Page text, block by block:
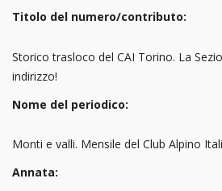
Titolo del numero/contributo:
Storico trasloco del CAI Torino. La
indirizzo!
Nome del periodico:
Monti e valli. Mensile del Club Alpino
Annata: